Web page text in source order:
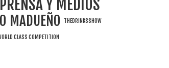
PRENSA Y MEDIOS
MADUEÑO THEDRINKSSHOW
CLASS COMPETITION